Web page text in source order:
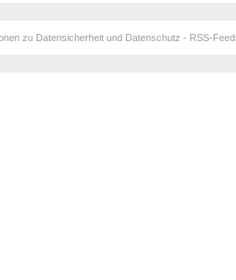
zu Datensicherheit und Datenschutz - RSS-